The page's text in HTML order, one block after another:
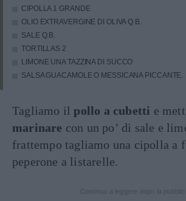
CIPOLLA 1 GRANDE
OLIO EXTRAVERGINE DI OLIVA Q.B.
SALE Q.B.
TORTILLAS 2
LIMONE UNA TAZZINA DI SUCCO
SALSA GUACAMOLE O MESSICANA PICCANTE.
Tagliamo ilpollo a cubetti e
marinare con un po’ di sale e
frattempo tagliamo una cipolla a
peperone a listarelle.